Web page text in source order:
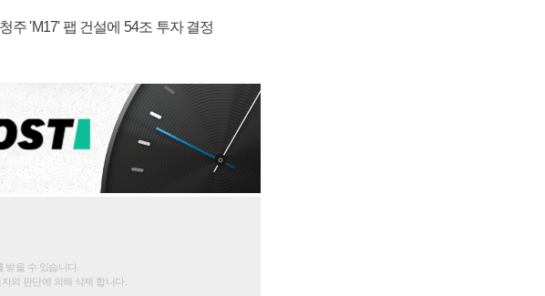
주 'M17' 팹 건설에 54조 투자 결정
받을 수 있습니다.
의 판단에 의해 삭제 합니다.